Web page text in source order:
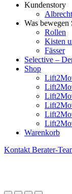
Kundenstory
Was bewegen
Rollen
Kisten
Fässer
Selective –
Shop
Warenkorb
Kontakt Berater-